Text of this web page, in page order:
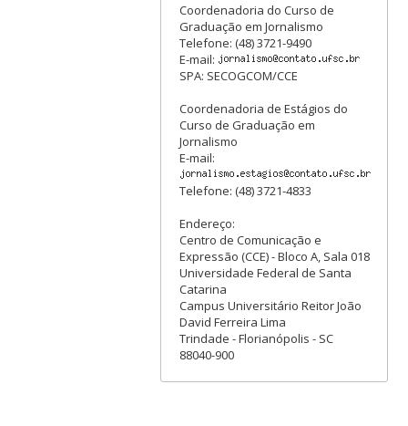
Coordenadoria do Curso de
Graduação em Jornalismo
Telefone: (48) 3721-9490
E-mail:
SPA: SECOGCOM/CCE
Coordenadoria de Estágios do
Curso de Graduação em
Jornalismo
E-mail:
Telefone: (48) 3721-4833
Endereço:
Centro de Comunicação e
Expressão (CCE) - Bloco A, Sala 018
Universidade Federal de Santa
Catarina
Campus Universitário Reitor João
David Ferreira Lima
Trindade - Florianópolis - SC
88040-900